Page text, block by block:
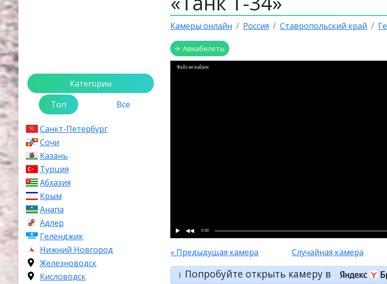
Категории
Топ
Все
Санкт-Петербург
Сочи
Казань
Турция
Абхазия
Крым
Анапа
Адлер
Геленджик
Нижний Новгород
Железноводск
Кисловодск
Камеры онлайн Россия Ставропольский край
✈ Авиабилеты
Файл не найден
0:00
« Предыдущая камера Случайная камера
ℹ️ Попробуйте открыть камеру в